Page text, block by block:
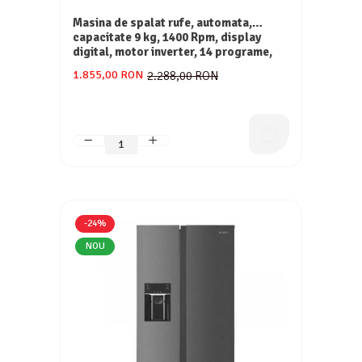
Masina de spalat rufe, automata,
capacitate 9 kg, 1400 Rpm, display
digital, motor inverter, 14 programe,
2.288,00 RON
1.855,00 RON
-24%
NOU